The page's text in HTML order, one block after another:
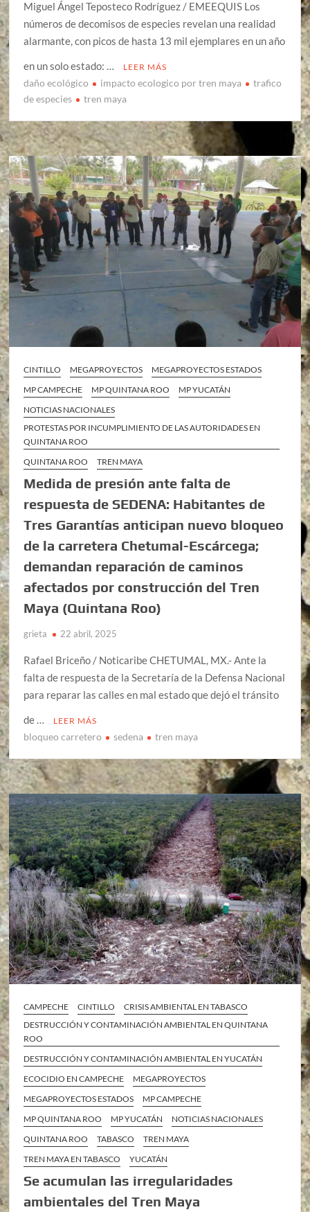
Miguel Ángel Teposteco Rodríguez / EMEEQUIS Los
números de decomisos de especies revelan una realidad
alarmante, con picos de hasta 13 mil ejemplares en un año
en un solo estado: …
LEER MÁS
daño ecológico impacto ecologico por tren maya
trafico
de especies
tren maya
CINTILLO MEGAPROYECTOS
MEGAPROYECTOS ESTADOS
MP CAMPECHE
MP QUINTANA ROO
MP YUCATÁN
NOTICIAS NACIONALES
PROTESTAS POR INCUMPLIMIENTO DE LAS AUTORIDADES EN
QUINTANA ROO
QUINTANA ROO
TREN MAYA
Medida de presión ante falta de
respuesta de SEDENA: Habitantes de
Tres Garantías anticipan nuevo bloqueo
de la carretera Chetumal-Escárcega;
demandan reparación de caminos
afectados por construcción del Tren
Maya (Quintana Roo)
grieta 22 abril, 2025
Rafael Briceño / Noticaribe CHETUMAL, MX.- Ante la
falta de respuesta de la Secretaría de la Defensa Nacional
para reparar las calles en mal estado que dejó el tránsito
de …
LEER MÁS
bloqueo carretero sedena tren maya
CAMPECHE CINTILLO
CRISIS AMBIENTAL EN TABASCO
DESTRUCCIÓN Y CONTAMINACIÓN AMBIENTAL EN QUINTANA
ROO
DESTRUCCIÓN Y CONTAMINACIÓN AMBIENTAL EN YUCATÁN
ECOCIDIO EN CAMPECHE
MEGAPROYECTOS
MEGAPROYECTOS ESTADOS
MP CAMPECHE
MP QUINTANA ROO
MP YUCATÁN
NOTICIAS NACIONALES
QUINTANA ROO
TABASCO
TREN MAYA
TREN MAYA EN TABASCO
YUCATÁN
Se acumulan las irregularidades
ambientales del Tren Maya